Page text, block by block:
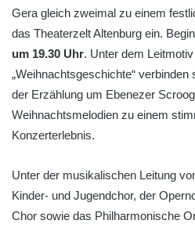
Gera gleich zweimal zu einem
das Theaterzelt Altenburg ein.
um 19.30 Uhr. Unter dem
„Weihnachtsgeschichte“
der Erzählung um Ebenezer
Weihnachtsmelodien zu einem
Konzerterlebnis.
Unter der musikalischen Leitung
Kinder- und Jugendchor, der
Chor sowie das Philharmonische